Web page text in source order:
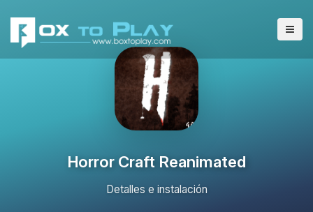
Horror Craft Reanimated
Detalles e instalación